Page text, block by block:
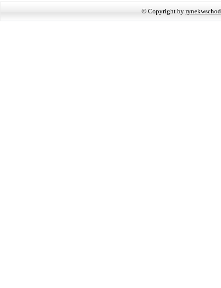
© Copyright by